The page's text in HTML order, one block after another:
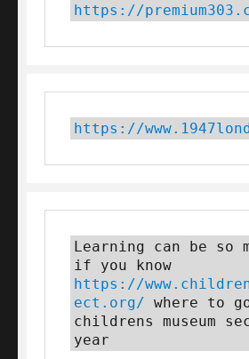
https://
https://
Learning can be so
https://
ect.org/ where to
childrens museum
year